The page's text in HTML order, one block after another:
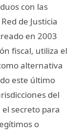
con las
de Justicia
en 2003
fiscal, utiliza el
alternativa
este último
del
secreto para
o